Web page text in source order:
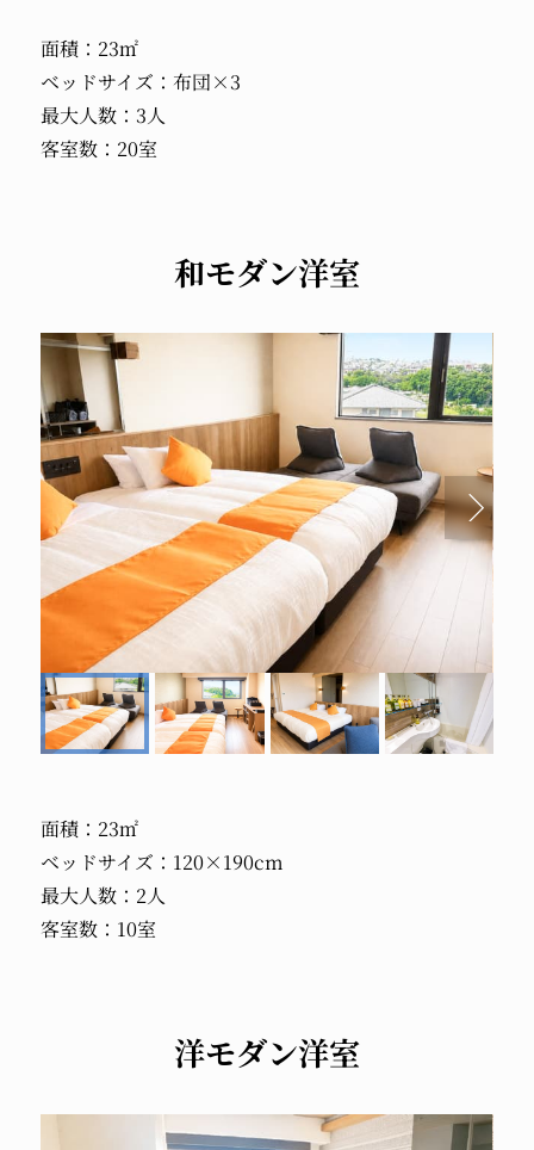
面積：23㎡
ベッドサイズ：布団×3
最大人数：3人
客室数：20室
和モダン洋室
面積：23㎡
ベッドサイズ：120×190cm
最大人数：2人
客室数：10室
洋モダン洋室